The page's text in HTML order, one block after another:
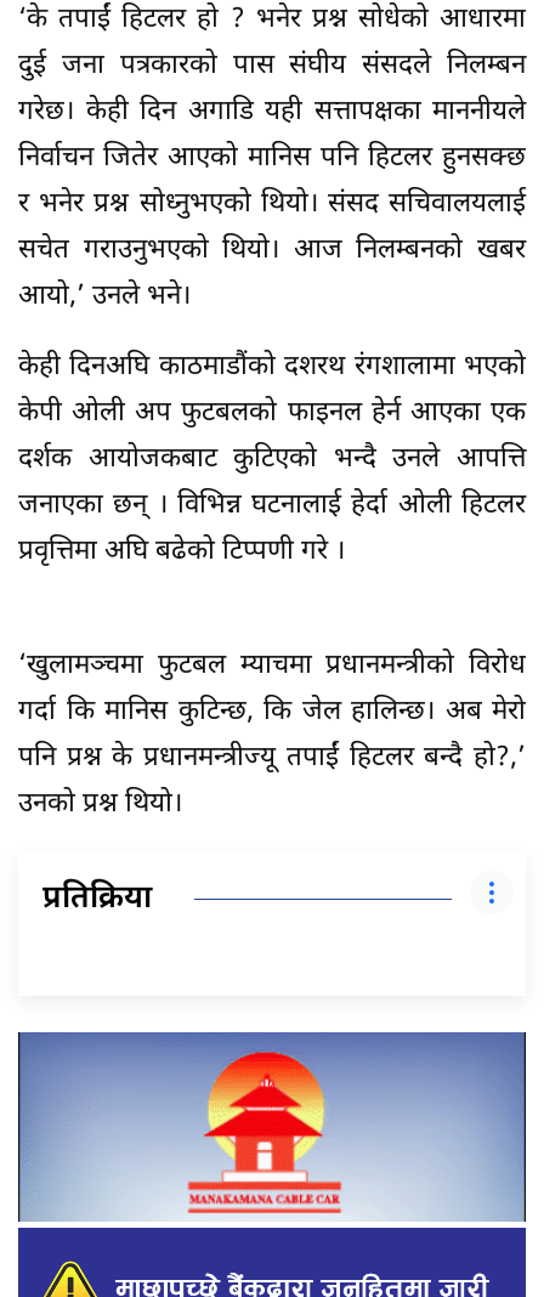
‘के तपाईं हिटलर हो ? भनेर प्रश्न सोधेको आधारमा
दुई जना पत्रकारको पास संघीय संसदले निलम्बन
गरेछ। केही दिन अगाडि यही सत्तापक्षका माननीयले
निर्वाचन जितेर आएको मानिस पनि हिटलर हुनसक्छ
र भनेर प्रश्न सोध्नुभएको थियो। संसद सचिवालयलाई
सचेत गराउनुभएको थियो। आज निलम्बनको खबर
आयो,’ उनले भने।
केही दिनअघि काठमाडौंको दशरथ रंगशालामा भएको
केपी ओली अप फुटबलको फाइनल हेर्न आएका एक
दर्शक आयोजकबाट कुटिएको भन्दै उनले आपत्ति
जनाएका छन् । विभिन्न घटनालाई हेर्दा ओली हिटलर
प्रवृत्तिमा अघि बढेको टिप्पणी गरे ।
‘खुलामञ्चमा फुटबल म्याचमा प्रधानमन्त्रीको विरोध
गर्दा कि मानिस कुटिन्छ, कि जेल हालिन्छ। अब मेरो
पनि प्रश्न के प्रधानमन्त्रीज्यू तपाईं हिटलर बन्दै हो?,’
उनको प्रश्न थियो।
प्रतिक्रिया